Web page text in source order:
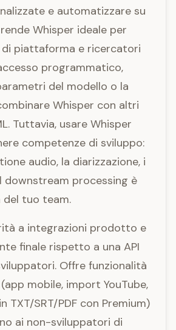
e automatizzare su
Whisper ideale per
piattaforma e ricercatori
programmatico,
del modello o la
Whisper con altri
Tuttavia, usare Whisper
competenze di sviluppo:
audio, la diarizzazione, i
downstream processing è
del tuo team.
a integrazioni prodotto e
finale rispetto a una API
Offre funzionalità
mobile, import YouTube,
TXT/SRT/PDF con Premium)
ai non-sviluppatori di